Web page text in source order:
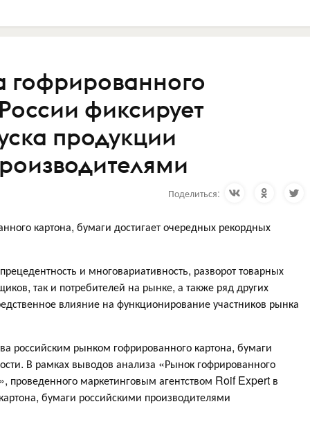
фиксирует
продукции
Поделиться:
картона, бумаги достигает очередных рекордных
и многовариативность, разворот товарных
так и потребителей на рынке, а также ряд других
влияние на функционирование участников рынка
российским рынком гофрированного картона, бумаги
В рамках выводов анализа «Рынок гофрированного
проведенного маркетинговым агентством Roif Expert в
бумаги российскими производителями